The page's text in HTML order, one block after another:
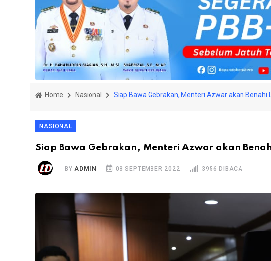
Home Nasional Siap Bawa Gebrakan, Menteri Azwar akan Benahi
NASIONAL
Siap Bawa Gebrakan, Menteri Azwar akan
BYADMIN 08 SEPTEMBER 2022 3956 DIBACA